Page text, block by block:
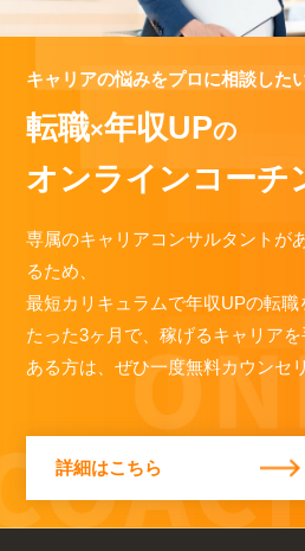
キャリアの悩みをプロに相談した
転職×年収UPの
オンラインコーチ
専属のキャリアコンサルタントが
るため、
最短カリキュラムで年収UPの転職
たった3ヶ月で、稼げるキャリア
ある方は、ぜひ一度無料カウンセ
詳細はこちら